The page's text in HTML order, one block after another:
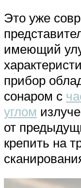
Это уже
имеющий
прибор
сонаром с
углом
от
крепить на